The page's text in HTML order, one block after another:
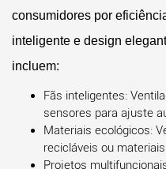
consumidores por
inteligente e design
incluem:
Fãs inteligentes:
sensores para ajuste
Materiais ecológicos:
recicláveis ou
Projetos